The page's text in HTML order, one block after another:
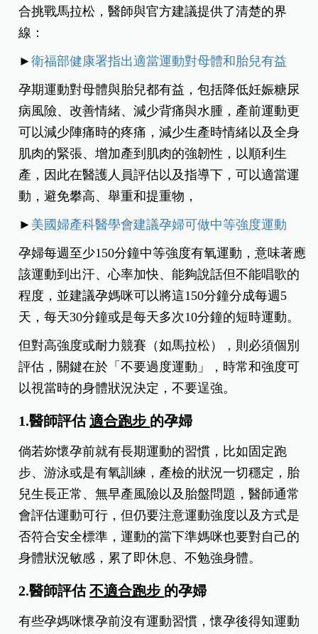
合挑戰馬拉松，醫師與官方建議提供了清楚的界
線：
►衛福部健康署指出適當運動對母體和胎兒有益
孕期運動對母體與胎兒都有益，包括降低妊娠糖尿
病風險、改善情緒、減少背痛與水腫，產前運動更
可以減少陣痛時的疼痛，減少生產時情緒以及全身
肌肉的緊張、增加產到肌肉的強韌性，以順利生
產，因此在醫護人員評估以及指導下，可以適當運
動，避免攀高、舉重和提重物，
► 美國婦產科醫學會建議孕婦可做中等強度運動
孕婦每週至少150分鐘中等強度有氧運動，意味著應
該運動到出汗、心率加快、能夠說話但不能唱歌的
程度，並建議孕媽咪可以將這150分鐘分成每週5
天，每天30分鐘或是每天多次10分鐘的短時運動。
但對高強度或耐力競賽（如馬拉松），則必須個別
評估，關鍵在於「不要過度運動」，時常和強度可
以視當時的身體狀況決定，不要逞強。
1.醫師評估適合跑步 的孕婦
倘若妳懷孕前就有長期運動的習慣，比如固定跑
步、游泳或是有氧訓練，產檢的狀況一切穩定，胎
兒生長正常、無早產風險以及胎盤問題，醫師通常
會評估運動可行，但仍要注意運動強度以及方式是
否符合安全標準，運動的當下準媽咪也要對自己的
身體狀況敏感，累了即休息、不勉強身體。
2.醫師評估不適合跑步 的孕婦
有些孕媽咪懷孕前沒有運動習慣，懷孕後得知運動